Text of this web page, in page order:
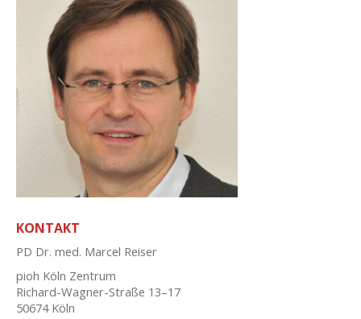
KONTAKT
PD Dr. med. Marcel Reiser
pioh Köln Zentrum
Richard-Wagner-Straße 13–17
50674 Köln